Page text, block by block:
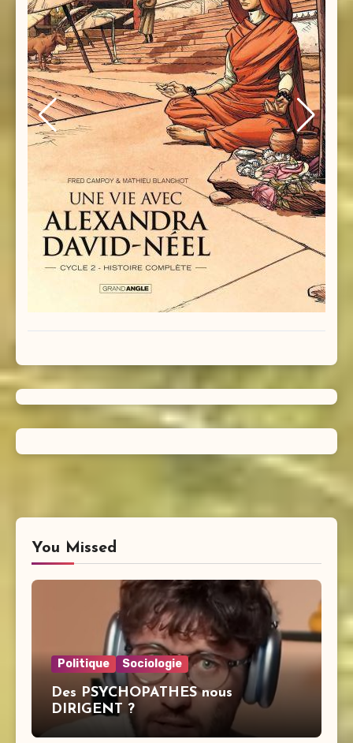
You Missed
Politique Sociologie
Des PSYCHOPATHES nous
DIRIGENT ?